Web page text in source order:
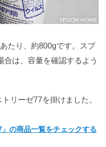
たり、約800gです。スプ
合は、容量を確認するよう
リーゼ77を掛けました。
の商品一覧をチェックする